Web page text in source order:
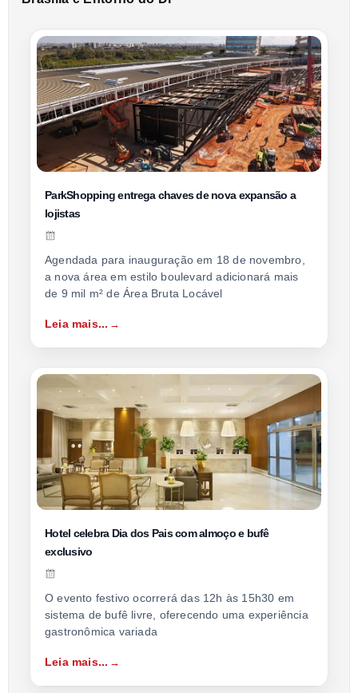
ParkShopping entrega chaves de nova expansão a
lojistas
Agendada para inauguração em 18 de novembro,
a nova área em estilo boulevard adicionará mais
de 9 mil m² de Área Bruta Locável
Leia mais...
Hotel celebra Dia dos Pais com almoço e bufê
exclusivo
O evento festivo ocorrerá das 12h às 15h30 em
sistema de bufê livre, oferecendo uma experiência
gastronômica variada
Leia mais...